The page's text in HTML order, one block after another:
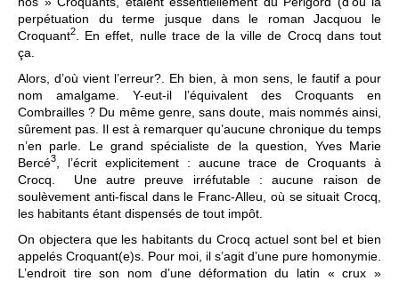
perpétuation du terme jusque dans le roman Jacquou le
Croquant2
. En effet, nulle trace de la ville de Crocq dans tout
ça.
Alors, d’où vient l’erreur?. Eh bien, à mon sens, le fautif a pour
nom amalgame. Y-eut-il l’équivalent des Croquants en
Combrailles ? Du même genre, sans doute, mais nommés ainsi,
sûrement pas. Il est à remarquer qu’aucune chronique du temps
n’en parle. Le grand spécialiste de la question, Yves Marie
Bercé3
, l’écrit explicitement : aucune trace de Croquants à
Crocq. Une autre preuve irréfutable : aucune raison de
soulèvement anti-fiscal dans le Franc-Alleu, où se situait Crocq,
les habitants étant dispensés de tout impôt.
On objectera que les habitants du Crocq actuel sont bel et bien
appelés Croquant(e)s. Pour moi, il s’agit d’une pure homonymie.
L’endroit tire son nom d’une déformation du latin « crux »